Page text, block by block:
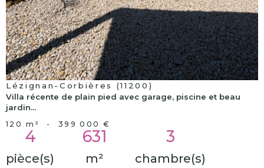
Lézignan-Corbières (11200)
Villa récente de plain pied avec garage, piscine et beau
jardin...
120 m² - 399 000 €
4
pièce(s)
631
m²
3
chambre(s)